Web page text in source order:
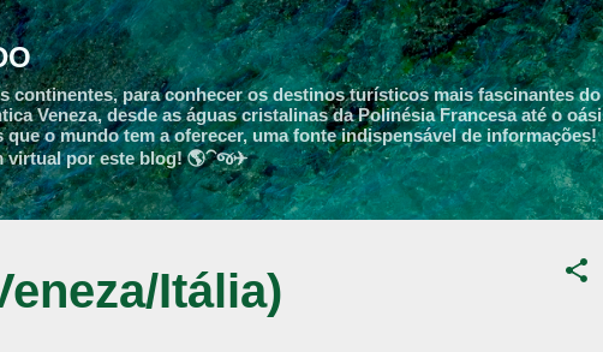
Pular para o conteúdo principal
continentes, para conhecer os destinos turísticos mais fascinantes
Veneza, desde as águas cristalinas da Polinésia Francesa até o
o mundo tem a oferecer, uma fonte indispensável de informações!
virtual por este blog! 🌎⁀જ✈︎
Itália)